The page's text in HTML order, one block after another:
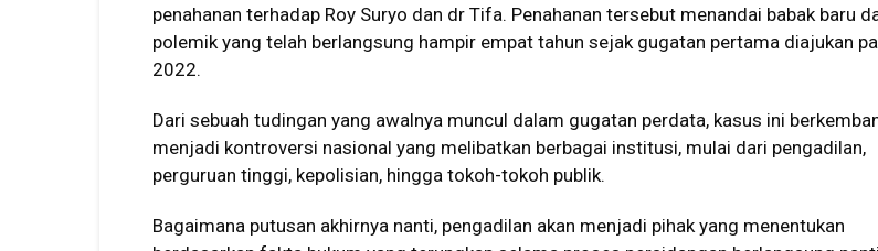
penahanan terhadap Roy Suryo dan dr Tifa. Penahanan tersebut menandai babak baru
polemik yang telah berlangsung hampir empat tahun sejak gugatan pertama diajukan
2022.
Dari sebuah tudingan yang awalnya muncul dalam gugatan perdata, kasus ini
menjadi kontroversi nasional yang melibatkan berbagai institusi, mulai dari pengadilan,
perguruan tinggi, kepolisian, hingga tokoh-tokoh publik.
Bagaimana putusan akhirnya nanti, pengadilan akan menjadi pihak yang menentukan